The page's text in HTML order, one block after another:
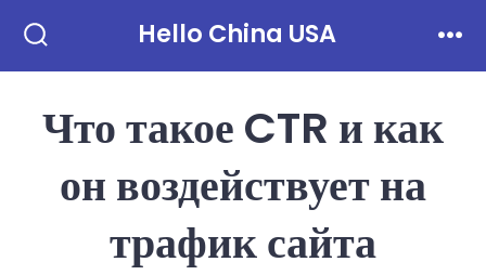
Toggle
Hello China USA
Что такое CTR и как
он воздействует на
трафик сайта